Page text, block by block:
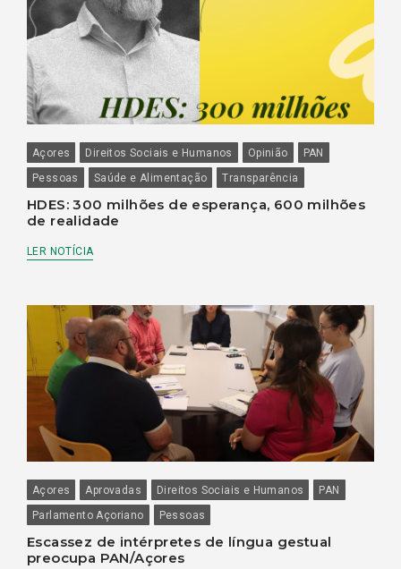
Açores Direitos Sociais e Humanos Opinião
PAN
Pessoas
Saúde e Alimentação Transparência
HDES: 300 milhões de esperança, 600 milhões
de realidade
LER NOTÍCIA
Açores Aprovadas Direitos Sociais e Humanos
PAN
Parlamento Açoriano
Pessoas
Escassez de intérpretes de língua gestual
preocupa PAN/Açores